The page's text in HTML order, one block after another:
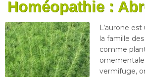
Homéopathie :
L’aurone
la famille
comme
vermifuge,